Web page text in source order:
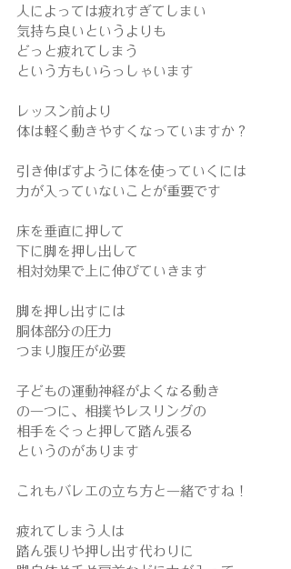
人によっては疲れすぎてしまい
気持ち良いというよりも
どっと疲れてしまう
という方もいらっしゃいます
レッスン前より
体は軽く動きやすくなっていますか？
引き伸ばすように体を使っていくには
力が入っていないことが重要です
床を垂直に押して
下に脚を押し出して
相対効果で上に伸びていきます
脚を押し出すには
胴体部分の圧力
つまり腹圧が必要
子どもの運動神経がよくなる動き
の一つに、相撲やレスリングの
相手をぐっと押して踏ん張る
というのがあります
これもバレエの立ち方と一緒ですね！
疲れてしまう人は
踏ん張りや押し出す代わりに